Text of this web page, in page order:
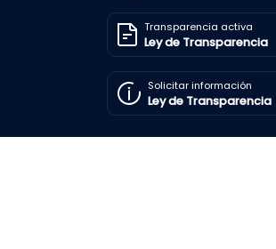
Transparencia activa
Ley de Transparencia
Solicitar información
Ley de Transparencia